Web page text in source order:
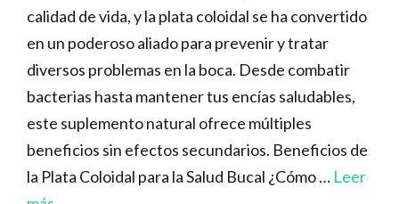
calidad de vida, y la plata coloidal se ha convertido
en un poderoso aliado para prevenir y tratar
diversos problemas en la boca. Desde combatir
bacterias hasta mantener tus encías saludables,
este suplemento natural ofrece múltiples
beneficios sin efectos secundarios. Beneficios de
la Plata Coloidal para la Salud Bucal ¿Cómo … Leer